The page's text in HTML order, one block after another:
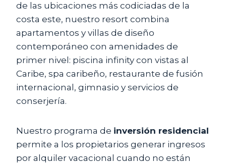
de las ubicaciones más codiciadas de la
costa este, nuestro resort combina
apartamentos y villas de diseño
contemporáneo con amenidades de
primer nivel: piscina infinity con vistas al
Caribe, spa caribeño, restaurante de fusión
internacional, gimnasio y servicios de
conserjería.
Nuestro programa de inversión residencial
permite a los propietarios generar ingresos
por alquiler vacacional cuando no están